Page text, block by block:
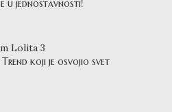
u jednostavnosti!
koji je osvojio svet